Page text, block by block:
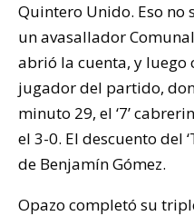
Quintero Unido. Eso no
un avasallador
abrió la cuenta, y luego
jugador del partido,
minuto 29, el ‘7’
el 3-0. El descuento del
de Benjamín Gómez.
Opazo completó su